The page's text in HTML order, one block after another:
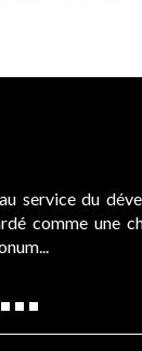
service du
comme une